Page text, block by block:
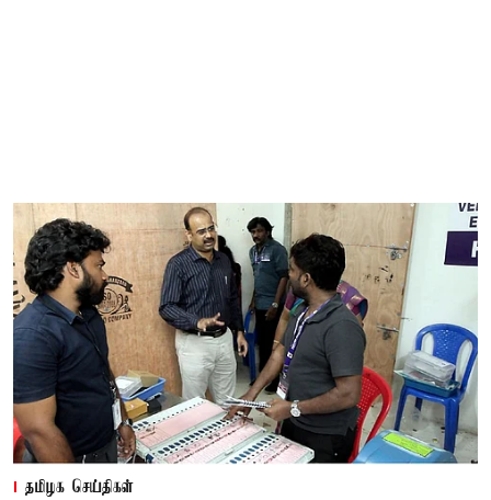
தமிழக செய்திகள்